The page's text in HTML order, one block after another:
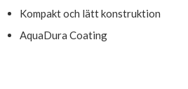
Kompakt och lätt konstruktion
AquaDura Coating